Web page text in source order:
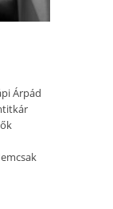
Árpád